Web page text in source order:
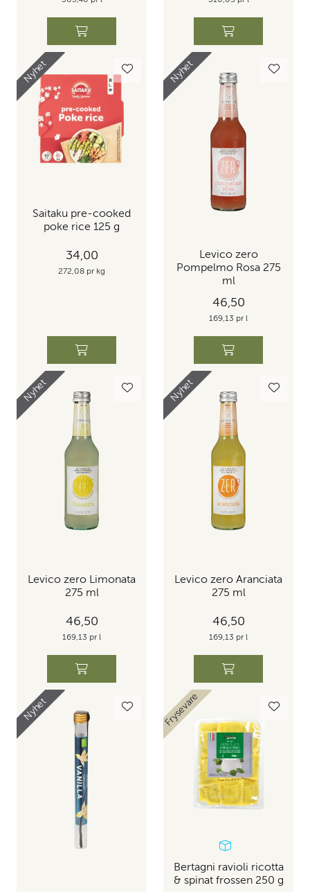
Nyhet
Saitaku pre-cooked
poke rice 125 g
34,00
272,08 pr kg
Nyhet
Levico zero
Pompelmo Rosa 275
ml
46,50
169,13 pr l
Nyhet
Levico zero Limonata
275 ml
46,50
169,13 pr l
Nyhet
Levico zero Aranciata
275 ml
46,50
169,13 pr l
Nyhet Bedrift
Skaffevare
Frysevare
Bertagni ravioli ricotta
& spinat frossen 250 g